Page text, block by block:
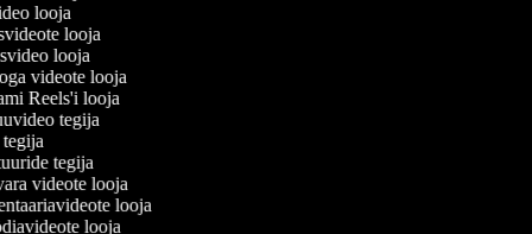
looja
looja
looja
videote looja
Reels'i looja
tegija
tegija
tegija
videote looja
looja
looja